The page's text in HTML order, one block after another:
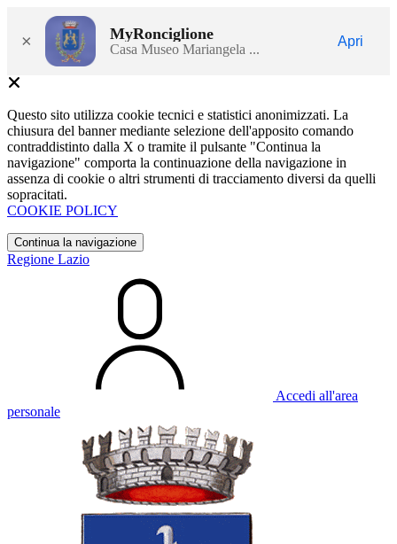
× MyRonciglione
Casa Museo Mariangela ...
Apri
Questo sito utilizza cookie tecnici e statistici anonimizzati. La
chiusura del banner mediante selezione dell'apposito comando
contraddistinto dalla X o tramite il pulsante "Continua la
navigazione" comporta la continuazione della navigazione in
assenza di cookie o altri strumenti di tracciamento diversi da quelli
sopracitati.
COOKIE POLICY
Continua la navigazione
Regione Lazio
Accedi all'area
personale